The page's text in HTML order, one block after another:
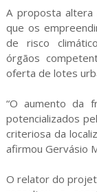
A proposta altera
que os
de risco
órgãos
oferta de lotes
“O aumento da
potencializados
criteriosa da
afirmou Gervásio
O relator do